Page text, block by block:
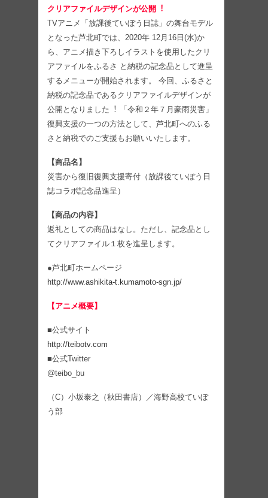
クリアファイルデザインが公開︕
TVアニメ「放課後ていぼう⽇誌」の舞台モデル
となった芦北町では、2020年 12⽉16⽇(⽔)か
ら、アニメ描き下ろしイラストを使⽤したクリ
アファイルをふるさ と納税の記念品として進呈
するメニューが開始されます。 今回、ふるさと
納税の記念品であるクリアファイルデザインが
公開となりました︕ 「令和２年７⽉豪⾬災害」
復興⽀援の⼀つの⽅法として、芦北町へのふる
さと納税でのご⽀援もお願いいたします。
【商品名】
災害から復旧復興⽀援寄付（放課後ていぼう⽇
誌コラボ記念品進呈）
【商品の内容】
返礼としての商品はなし。ただし、記念品とし
てクリアファイル１枚を進呈します。
●芦北町ホームページ
http://www.ashikita-t.kumamoto-sgn.jp/
【アニメ概要】
■公式サイト
http://teibotv.com
■公式Twitter
@teibo_bu
（C）⼩坂泰之（秋⽥書店）／海野⾼校ていぼ
う部